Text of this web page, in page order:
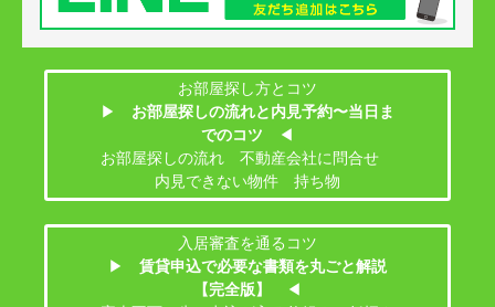
お部屋探し方とコツ
▶
お部屋探しの流れと内見予約〜当日ま
でのコツ
◀
お部屋探しの流れ 不動産会社に問合せ
内見できない物件 持ち物
入居審査を通るコツ
▶
賃貸申込で必要な書類を丸ごと解説
【完全版】
◀